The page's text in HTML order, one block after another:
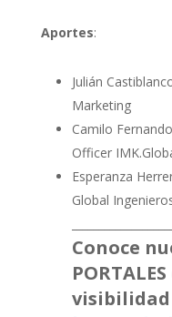
Aportes:
Julián
Marketing
Camilo
Officer
Esperanza
Global
Conoce
visibilidad